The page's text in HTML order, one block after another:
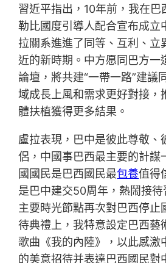
習近平指出，10年前，我在巴
勒比國度引導人配合宣布成立
拉關系進進了同等、互利、立
近的新時期。中方愿同巴方一
論壇，將共建“一帶一路”建議
域成長上風和需求更好對接，
體扶植獲得更多結果。
盧拉表現，巴中是彼此尊敬、
侶，中國事巴西最主要的計謀
國國民是巴西國民最包養值得
是巴中建交50周年，熱鬧接
主要時光節點再次對巴西停止
待典禮上，我特意設定巴西藝
歌曲《我的內陸》，以此感激
的美意招待并表達巴西國民對